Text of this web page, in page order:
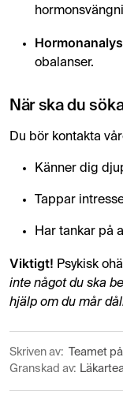
Hormonanalys
obalanser.
När ska du
Du bör kontakta
Känner dig
Tappar
Har tankar på
Viktigt! Psykisk
inte något du ska
hjälp om du mår
Skriven av:
Teamet
Granskad av: